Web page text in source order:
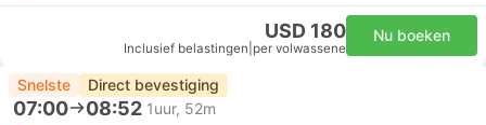
USD 180
Inclusief belastingen per volwassene
Nu boeken
Snelste Direct bevestiging
07:00 08:52 1uur, 52m